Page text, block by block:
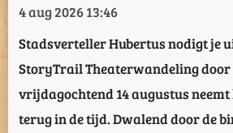
4 aug 202613:46
Stadsverteller Hubertus nodigt je
StoryTrail Theaterwandeling door
vrijdagochtend 14 augustus neemt
terug in de tijd. Dwalend door de